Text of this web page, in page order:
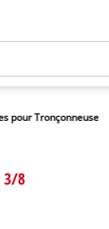
pour Tronçonneuse
3/8